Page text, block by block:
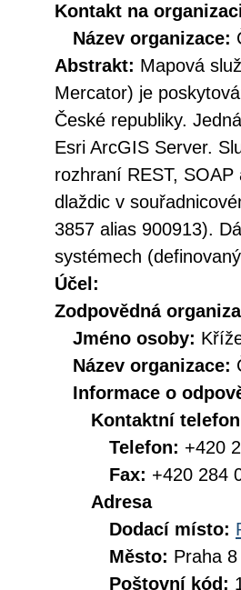
Kontakt na
Název organizace:
Abstrakt: Mapová
Mercator) je
České republiky.
Esri ArcGIS Server.
rozhraní REST,
dlaždic v
3857 alias 900913).
systémech
Účel:
Zodpovědná
Jméno osoby:
Název organizace:
Informace o
Kontaktní telefon
Telefon: +420
Fax: +420 284
Adresa
Dodací místo:
Město: Praha 8
Poštovní kód: